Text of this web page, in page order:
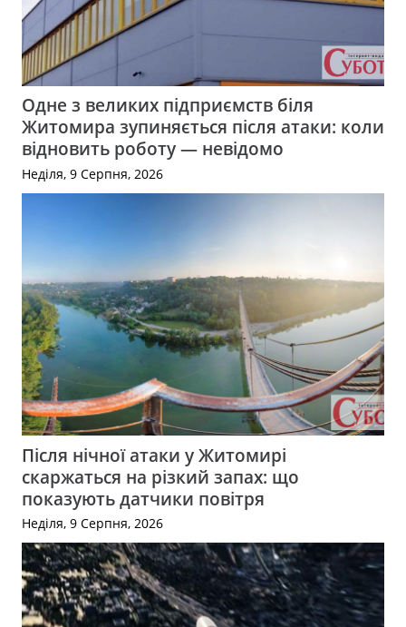
Одне з великих підприємств біля
Житомира зупиняється після атаки: коли
відновить роботу — невідомо
Неділя, 9 Серпня, 2026
Після нічної атаки у Житомирі
скаржаться на різкий запах: що
показують датчики повітря
Неділя, 9 Серпня, 2026